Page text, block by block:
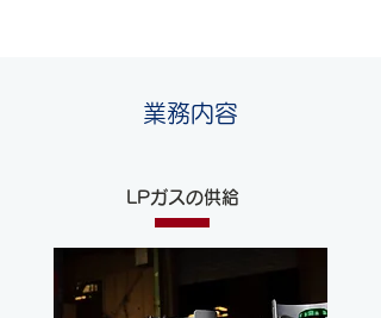
業務内容
LPガスの供給